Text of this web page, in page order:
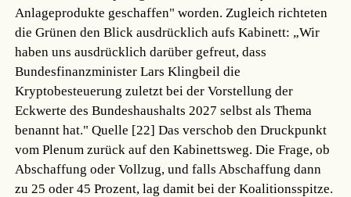
Anlageprodukte geschaffen" worden. Zugleich richteten
die Grünen den Blick ausdrücklich aufs Kabinett: „Wir
haben uns ausdrücklich darüber gefreut, dass
Bundesfinanzminister Lars Klingbeil die
Kryptobesteuerung zuletzt bei der Vorstellung der
Eckwerte des Bundeshaushalts 2027 selbst als Thema
benannt hat."Quelle [22] Das verschob den Druckpunkt
vom Plenum zurück auf den Kabinettsweg. Die Frage, ob
Abschaffung oder Vollzug, und falls Abschaffung dann
zu 25 oder 45 Prozent, lag damit bei der Koalitionsspitze.